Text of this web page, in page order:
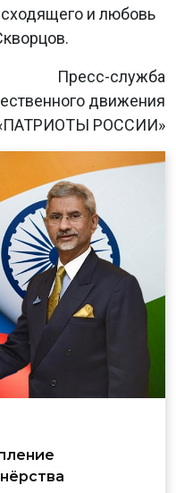
и любовь
Пресс-служба
движения
РОССИИ»